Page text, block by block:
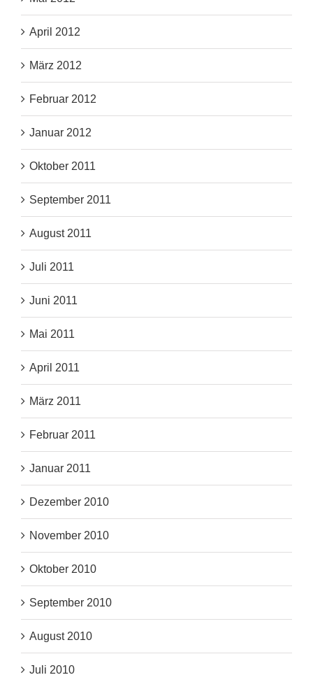
April 2012
März 2012
Februar 2012
Januar 2012
Oktober 2011
September 2011
August 2011
Juli 2011
Juni 2011
Mai 2011
April 2011
März 2011
Februar 2011
Januar 2011
Dezember 2010
November 2010
Oktober 2010
September 2010
August 2010
Juli 2010